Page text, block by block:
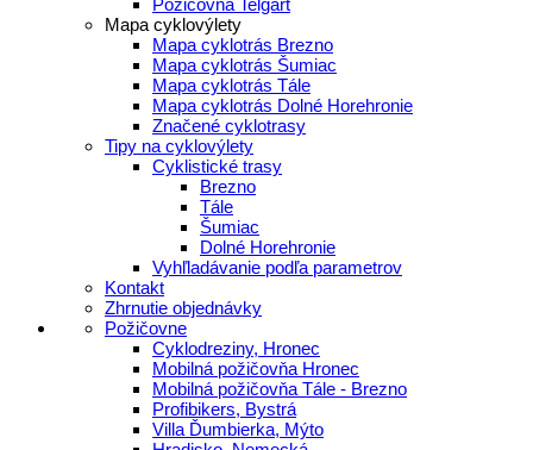
Mapa cyklovýlety
Mapa cyklotrás Brezno
Mapa cyklotrás Šumiac
Mapa cyklotrás Tále
Mapa cyklotrás Dolné Horehronie
Značené cyklotrasy
Tipy na cyklovýlety
Cyklistické trasy
Brezno
Tále
Šumiac
Dolné Horehronie
Vyhľladávanie podľa parametrov
Kontakt
Zhrnutie objednávky
Požičovne
Cyklodreziny, Hronec
Mobilná požičovňa Hronec
Mobilná požičovňa Tále - Brezno
Profibikers, Bystrá
Villa Ďumbierka, Mýto